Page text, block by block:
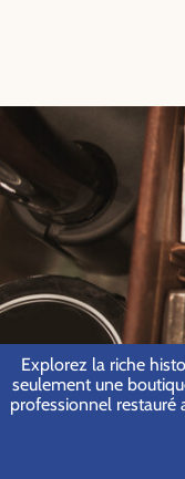
Explorez la riche
seulement une
professionnel restauré